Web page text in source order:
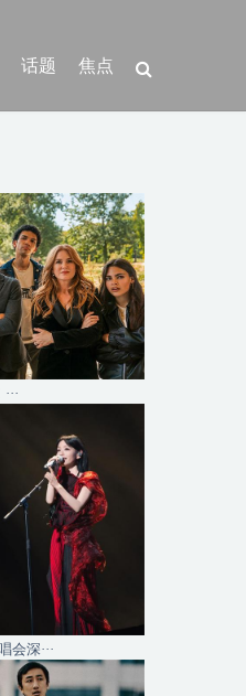
话题 焦点
会深···